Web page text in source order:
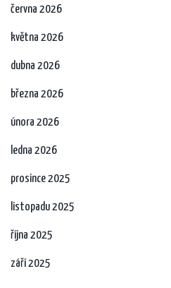
června 2026
května 2026
dubna 2026
března 2026
února 2026
ledna 2026
prosince 2025
listopadu 2025
října 2025
září 2025